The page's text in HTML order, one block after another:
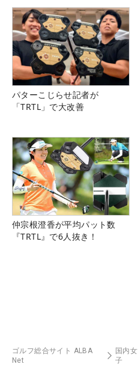
パターこじらせ記者が
「TRTL」で大改善
仲宗根澄香が平均パット数
『TRTL』で6人抜き！
ゴルフ総合サイト ALBA
Net
国内女
子